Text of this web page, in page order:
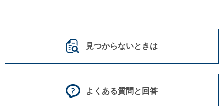
見つからないときは
よくある質問と回答